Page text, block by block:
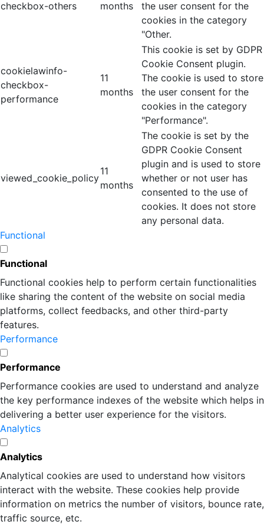
checkbox-others months
the user consent for the
cookies in the category
"Other.
cookielawinfo-
checkbox-
performance
11
months
This cookie is set by GDPR
Cookie Consent plugin.
The cookie is used to store
the user consent for the
cookies in the category
"Performance".
viewed_cookie_policy
11
months
The cookie is set by the
GDPR Cookie Consent
plugin and is used to store
whether or not user has
consented to the use of
cookies. It does not store
any personal data.
Functional
Functional
Functional cookies help to perform certain functionalities
like sharing the content of the website on social media
platforms, collect feedbacks, and other third-party
features.
Performance
Performance
Performance cookies are used to understand and analyze
the key performance indexes of the website which helps in
delivering a better user experience for the visitors.
Analytics
Analytics
Analytical cookies are used to understand how visitors
interact with the website. These cookies help provide
information on metrics the number of visitors, bounce rate,
traffic source, etc.